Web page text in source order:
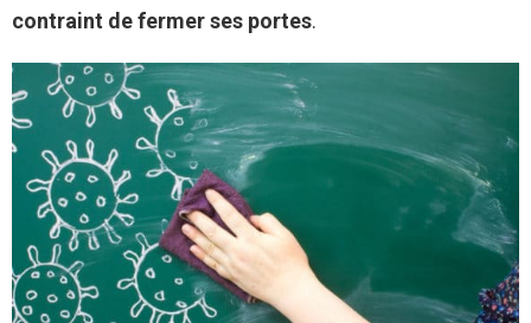
contraint de fermer ses portes.